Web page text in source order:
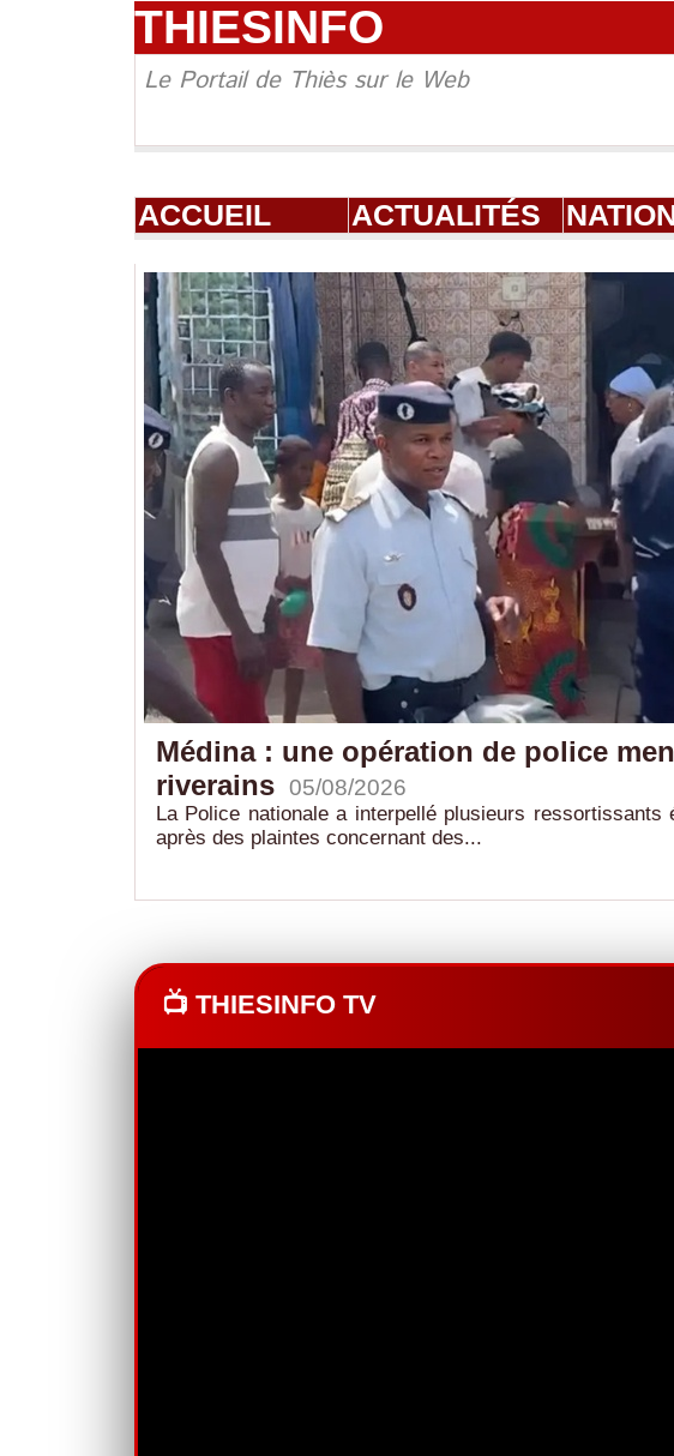
THIESINFO
Le Portail de Thiès sur le Web
ACCUEIL ACTUALITÉS
Médina : une opération de police
riverains 05/08/2026
La Police nationale a interpellé plusieurs ressortissants
après des plaintes concernant des...
📺 THIESINFO TV